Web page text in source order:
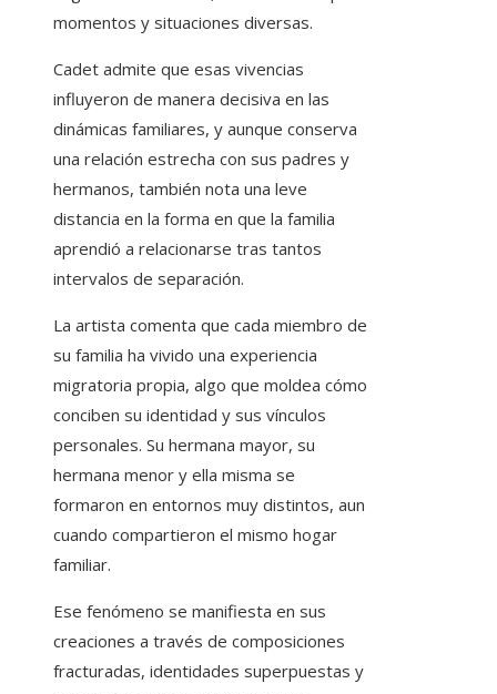
momentos y situaciones diversas.
Cadet admite que esas vivencias
influyeron de manera decisiva en las
dinámicas familiares, y aunque conserva
una relación estrecha con sus padres y
hermanos, también nota una leve
distancia en la forma en que la familia
aprendió a relacionarse tras tantos
intervalos de separación.
La artista comenta que cada miembro de
su familia ha vivido una experiencia
migratoria propia, algo que moldea cómo
conciben su identidad y sus vínculos
personales. Su hermana mayor, su
hermana menor y ella misma se
formaron en entornos muy distintos, aun
cuando compartieron el mismo hogar
familiar.
Ese fenómeno se manifiesta en sus
creaciones a través de composiciones
fracturadas, identidades superpuestas y